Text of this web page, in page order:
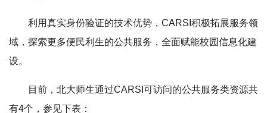
利用真实身份验证的技术优势，CARSI积极拓展服务领
域，探索更多便民利生的公共服务，全面赋能校园信息化建
设。
目前，北大师生通过CARSI可访问的公共服务类资源共
有4个，参见下表：